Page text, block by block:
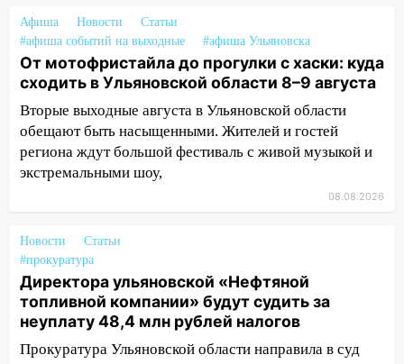
13:17
Непогода в Ульяновске не
закончится сегодня: сильные ливни
сохранятся 9 августа
13:15 Трижды «брал в долг» без спроса:
житель Вешкаймского района похитил у
знакомого 191 тысячу рублей
13:14 Ураган оторвал светофор на
проспекте Филатова в Ульяновске
Новгородской в Ульяновске и рухнуло
на электрощит
13:10 В Заволжском районе дерево
упало во дворе
13:08
Ураган ударил по Ульяновску:
сорванные крыши, поваленные деревья,
Афиша Новости
Статьи
#афиша событий на выходные
#афиша Ульяновска
От мотофристайла до прогулки с хаски: куда
сходить в Ульяновской области 8–9 августа
Вторые выходные августа в Ульяновской области
обещают быть насыщенными. Жителей и гостей
региона ждут большой фестиваль с живой музыкой и
экстремальными шоу,
08.08.2026
Новости
Статьи
#прокуратура
Директора ульяновской «Нефтяной
топливной компании» будут судить за
неуплату 48,4 млн рублей налогов
Прокуратура Ульяновской области направила в суд